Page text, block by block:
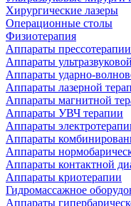
Хирургические лазеры
Операционные столы
Физиотерапия
Аппараты
Аппараты
Аппараты ударно-
Аппараты лазерной
Аппараты магнитной
Аппараты УВЧ терапии
Аппараты
Аппараты
Аппараты
Аппараты контактной
Аппараты криотерапии
Гидромассажное
Аппараты